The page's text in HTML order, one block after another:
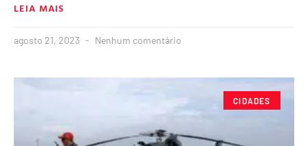
LEIA MAIS
agosto 21, 2023 Nenhum comentário
CIDADES